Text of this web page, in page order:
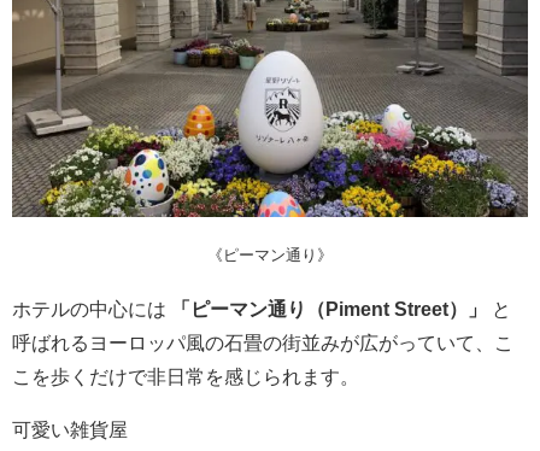
《ピーマン通り》
ホテルの中心には 「ピーマン通り（Piment Street）」
と
呼ばれるヨーロッパ風の石畳の街並みが広がっていて、こ
こを歩くだけで非日常を感じられます。
可愛い雑貨屋